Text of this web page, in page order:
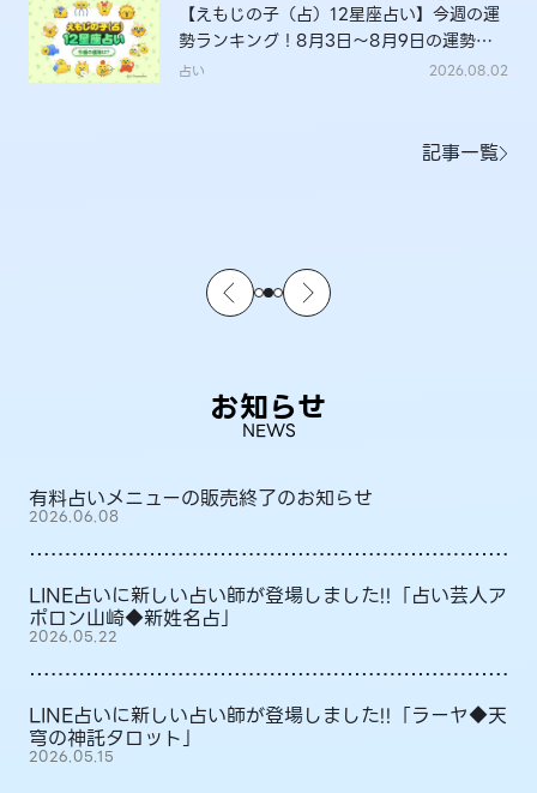
【えもじの子（占）12星座占い】今週の運
勢ランキング！8月3日～8月9日の運勢
は？
占い 2026.08.02
記事一覧
お知らせ
NEWS
有料占いメニューの販売終了のお知らせ
2026.06.08
LINE占いに新しい占い師が登場しました!!「占い芸人ア
ポロン山崎◆新姓名占」
2026.05.22
LINE占いに新しい占い師が登場しました!!「ラーヤ◆天
穹の神託タロット」
2026.05.15